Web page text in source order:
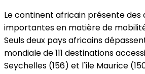
Le continent africain présente des
importantes en matière de
Seuls deux pays africains
mondiale de 111 destinations
Seychelles (156) et l'île Maurice